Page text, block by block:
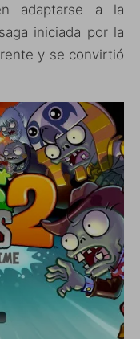
adaptarse a la
iniciada por la
y se convirtió